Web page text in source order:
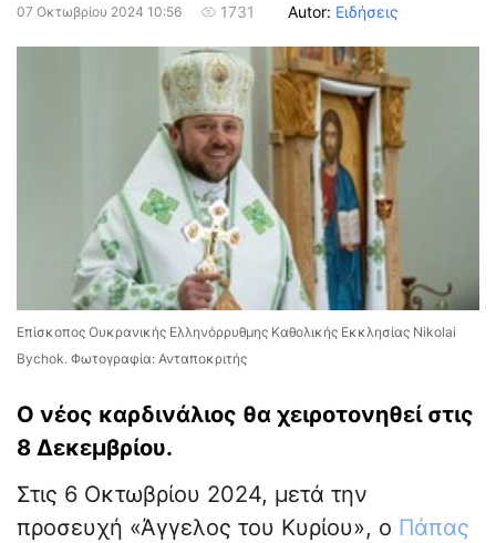
07 Οκτωβρίου 2024 10:56 1731 Autor: Ειδήσεις
Επίσκοπος Ουκρανικής Ελληνόρρυθμης Καθολικής Εκκλησίας Nikolai
Bychok. Φωτογραφία: Ανταποκριτής
Ο νέος καρδινάλιος θα χειροτονηθεί στις
8 Δεκεμβρίου.
Στις 6 Οκτωβρίου 2024, μετά την
προσευχή «Άγγελος του Κυρίου», ο Πάπας